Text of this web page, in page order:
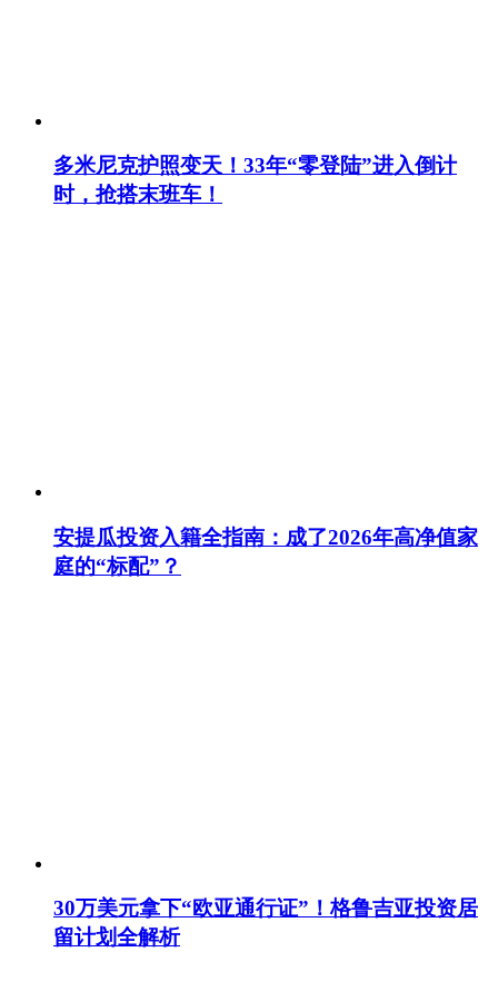
多米尼克护照变天！33年“零登陆”进入倒计
时，抢搭末班车！
安提瓜投资入籍全指南：成了2026年高净值家
庭的“标配”？
30万美元拿下“欧亚通行证”！格鲁吉亚投资居
留计划全解析